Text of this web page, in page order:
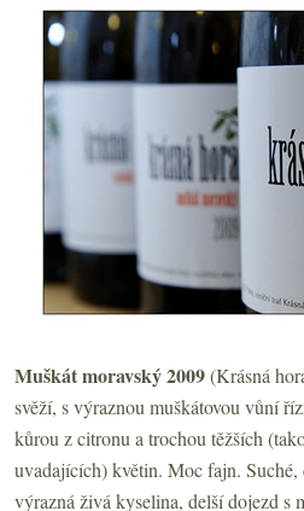
Muškát moravský 2009(Krásná
svěží, s výraznou muškátovou vůní
kůrou z citronu a trochou těžších
uvadajících) květin. Moc fajn. Suché,
výrazná živá kyselina, delší dojezd s